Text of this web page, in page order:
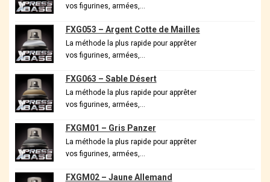
vos figurines, armées,…
FXG053 – Argent Cotte de Mailles
La méthode la plus rapide pour apprêter
vos figurines, armées,…
FXG063 – Sable Désert
La méthode la plus rapide pour apprêter
vos figurines, armées,…
FXGM01 – Gris Panzer
La méthode la plus rapide pour apprêter
vos figurines, armées,…
FXGM02 – Jaune Allemand